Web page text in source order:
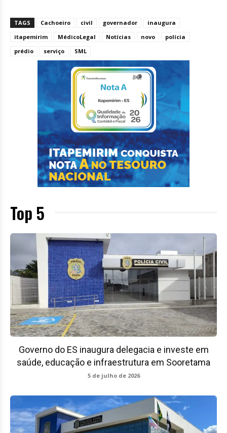
TAGS Cachoeiro civil governador
inaugura
itapemirim
MédicoLegal Notícias novo
polícia
prédio
serviço SML
Top 5
Governo do ES inaugura delegacia e investe em
saúde, educação e infraestrutura em Sooretama
5 de julho de 2026